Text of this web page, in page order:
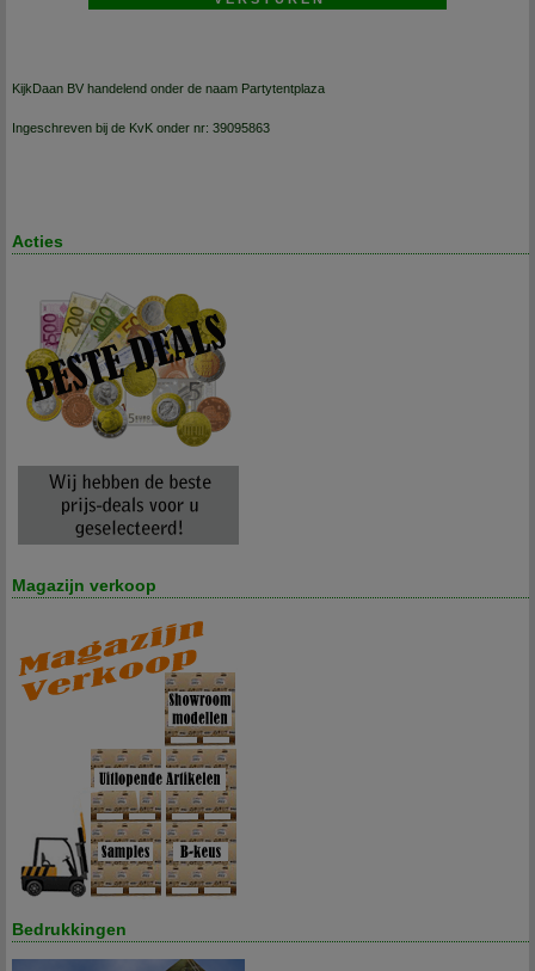
KijkDaan BV handelend onder de naam Partytentplaza
Ingeschreven bij de KvK onder nr: 39095863
Acties
Magazijn verkoop
Bedrukkingen